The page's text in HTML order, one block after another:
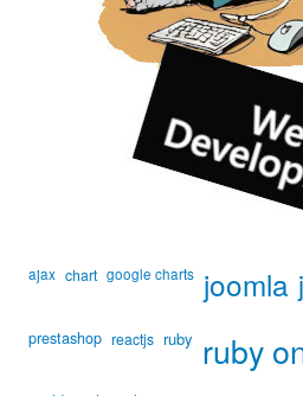
ajax chart google charts joomla
prestashop reactjs ruby ruby